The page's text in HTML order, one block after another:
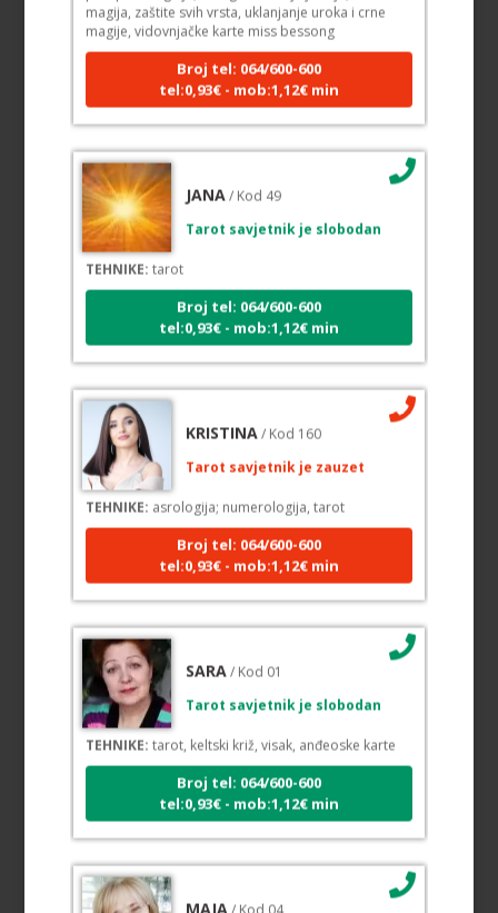
magije, vidovnjačke karte miss bessong
Broj tel: 064/600-600
tel:0,93€ - mob:1,12€ min
TEHNIKE:tarot
Broj tel: 064/600-600
tel:0,93€ - mob:1,12€ min
TEHNIKE:asrologija; numerologija, tarot
Broj tel: 064/600-600
tel:0,93€ - mob:1,12€ min
TEHNIKE:tarot, keltski križ, visak, anđeoske karte
Broj tel: 064/600-600
tel:0,93€ - mob:1,12€ min